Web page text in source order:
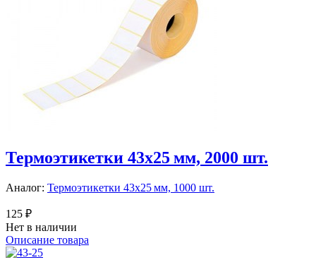
Термоэтикетки 43х25 мм, 2000 шт.
Аналог: Термоэтикетки 43х25 мм, 1000 шт.
125 ₽
Нет в наличии
Описание товара